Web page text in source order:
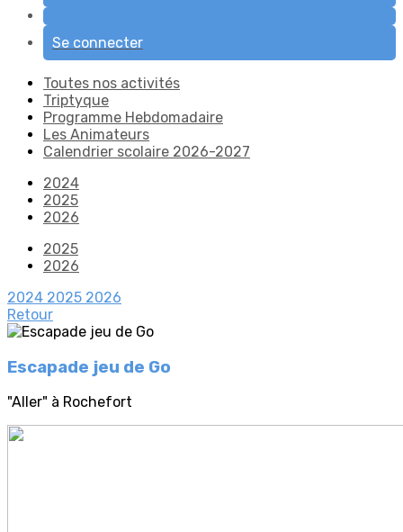
Se connecter
Toutes nos activités
Triptyque
Programme Hebdomadaire
Les Animateurs
Calendrier scolaire 2026-2027
2024
2025
2026
2025
2026
2024 2025 2026
Retour
Escapade jeu de Go
"Aller" à Rochefort